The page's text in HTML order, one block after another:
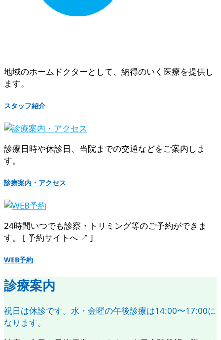
地域のホームドクターとして、納得のいく医療を提供し
ます。
スタッフ紹介
診療日時や休診日、当院までの交通などをご案内しま
す。
診療案内・アクセス
24時間いつでも診察・トリミング等のご予約ができま
す。 [ 予約サイトへ ↗︎ ]
WEB予約
診療案内
祝日は休診です。水・金曜の午後診療は14:00〜17:00に
なります。